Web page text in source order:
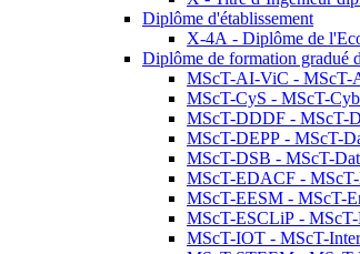
Diplôme d'établissement
X-4A - Diplôme de
Diplôme de formation gradué
MScT-AI-ViC - MScT-
MScT-CyS - MScT-
MScT-DDDF - MScT-
MScT-DEPP - MScT-
MScT-DSB - MScT-
MScT-EDACF - MScT-
MScT-EESM - MScT-
MScT-ESCLiP -
MScT-IOT - MScT-